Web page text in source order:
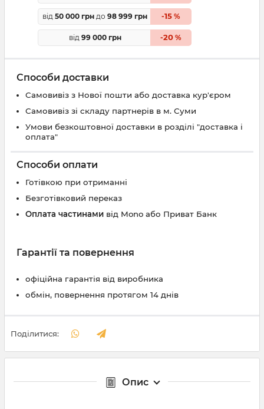
від 50 000 грн до 98 999 грн -15%
від 99 000 грн -20%
Способи доставки
Самовивіз з Нової пошти або доставка кур'єром
Самовивіз зі складу партнерів в м. Суми
Умови безкоштовної доставки в розділі "доставка і
оплата"
Способи оплати
Готівкою при отриманні
Безготівковий переказ
Оплата частинами від Mono або Приват Банк
Гарантії та повернення
офіційна гарантія від виробника
обмін, повернення протягом 14 днів
Поділитися:
Опис